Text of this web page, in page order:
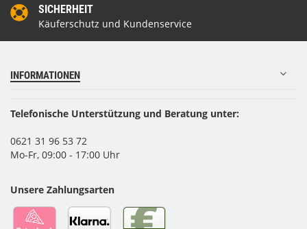
SICHERHEIT
Käuferschutz und Kundenservice
INFORMATIONEN
Telefonische Unterstützung und Beratung unter:
0621 31 96 53 72
Mo-Fr, 09:00 - 17:00 Uhr
Unsere Zahlungsarten